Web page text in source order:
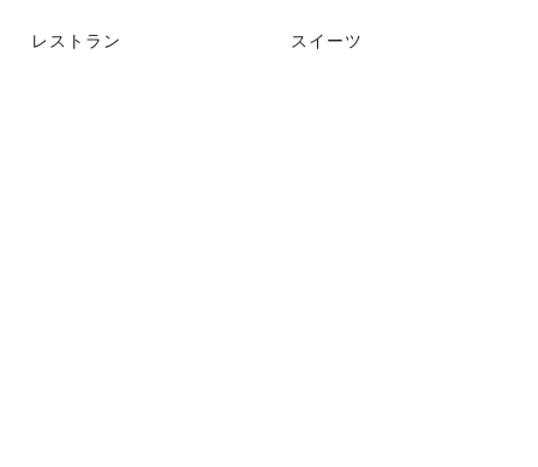
レストラン スイーツ